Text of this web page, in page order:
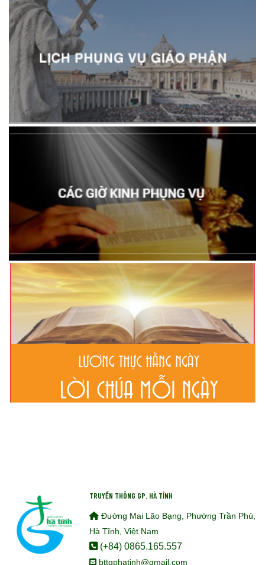
TRUYỀN THÔNG GP. HÀ TĨNH
Đường Mai Lão Bạng, Phường Trần Phú,
Hà Tĩnh, Việt Nam
(+84) 0865.165.557
bttgphatinh@gmail.com